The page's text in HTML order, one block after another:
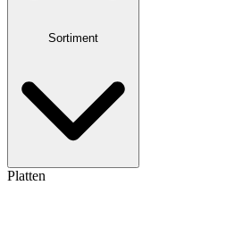
Sortiment
Platten